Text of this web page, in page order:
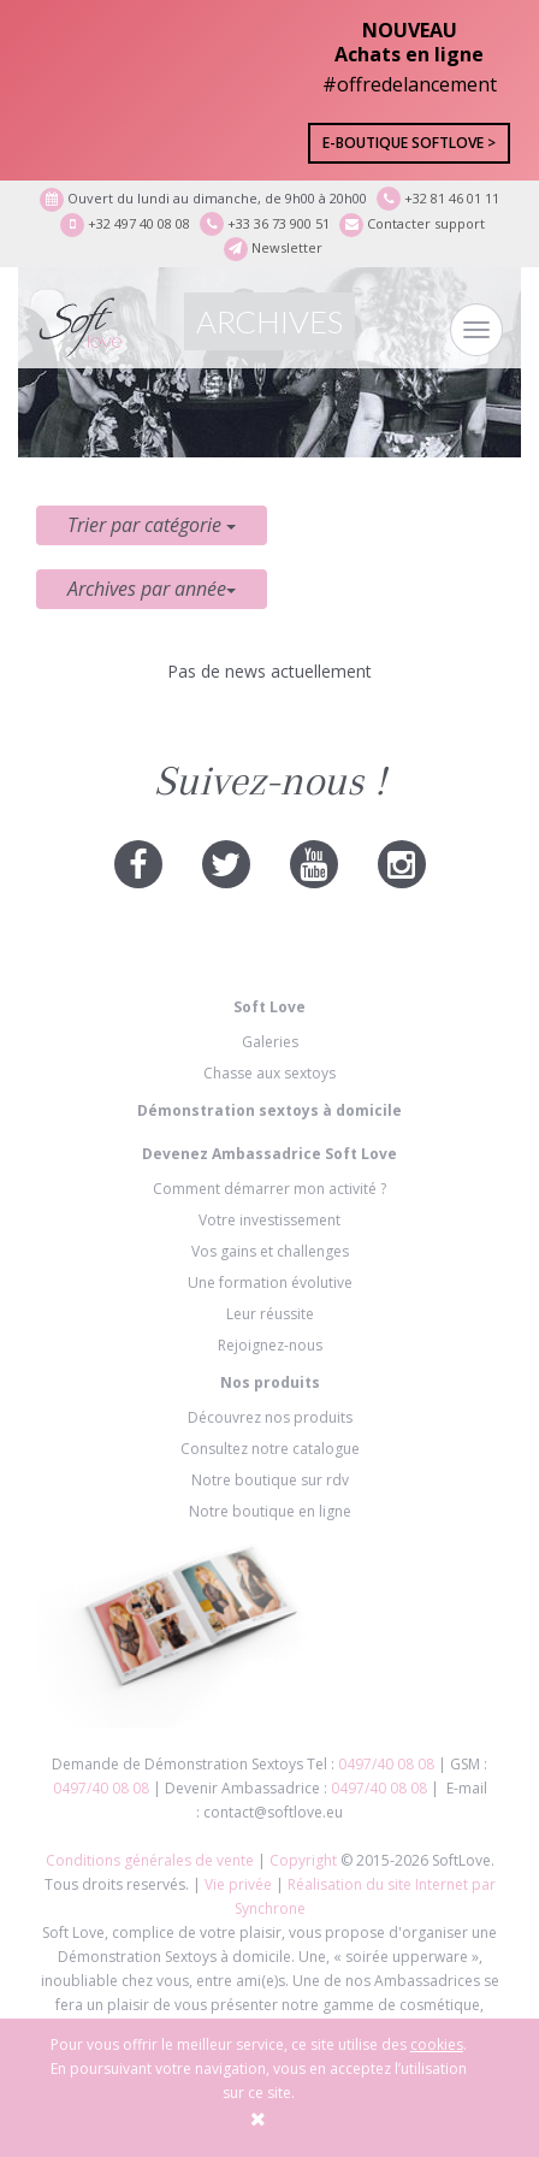
Ouvert du lundi au dimanche, de 9h00 à 20h00
+32 81 46 01 11
+32 497 40 08 08
+33 36 73 900 51
Contacter support
Newsletter
Toggle
ARCHIVES
Trier par catégorie
Archives par année
Pas de news actuellement
Suivez-nous !
Soft Love
Galeries
Chasse aux sextoys
Démonstration sextoys à domicile
Devenez Ambassadrice Soft Love
Comment démarrer mon activité ?
Votre investissement
Vos gains et challenges
Une formation évolutive
Leur réussite
Rejoignez-nous
Nos produits
Découvrez nos produits
Consultez notre catalogue
Notre boutique sur rdv
Notre boutique en ligne
Demande de Démonstration Sextoys Tel : 0497/40 08 08 | GSM :
0497/40 08 08| Devenir Ambassadrice : 0497/40 08 08| E-mail
: contact@softlove.eu
Conditions générales de vente | Copyright© 2015-2026 SoftLove.
Tous droits reservés. | Vie privée | Réalisation du site Internet par
Synchrone
Soft Love, complice de votre plaisir, vous propose d'organiser une
Démonstration Sextoys à domicile. Une, « soirée upperware »,
inoubliable chez vous, entre ami(e)s. Une de nos Ambassadrices se
fera un plaisir de vous présenter notre gamme de cosmétique,
L'équipe de Soft Love est constamment à la recherche de nouveaux
produits de qualité toujours plus ludiques et stimulants.
L'épanouissement de la femme et du couple à travers le plaisir n'est
plus un mythe ! Invitez vos ami(e)s et offrez-leur une Démonstration
Pour vous offrir le meilleur service, ce site utilise des cookies.
En poursuivant votre navigation, vous en acceptez l’utilisation
sur ce site.
NOUVEAU
Achats en ligne
#offredelancement
E-BOUTIQUE SOFTLOVE >